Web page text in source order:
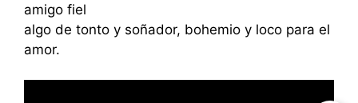
amigo fiel
algo de tonto y soñador, bohemio y loco para el
amor.